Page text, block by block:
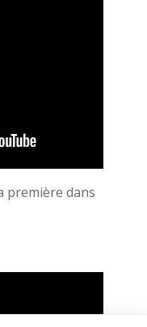
première dans